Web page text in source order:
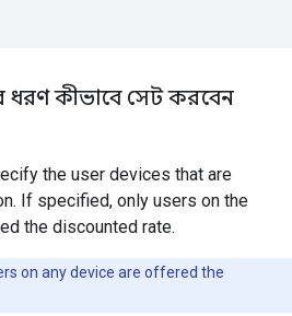
ধরণ কীভাবে সেট করবেন
the user devices that are
If specified, only users on the
the discounted rate.
on any device are offered the